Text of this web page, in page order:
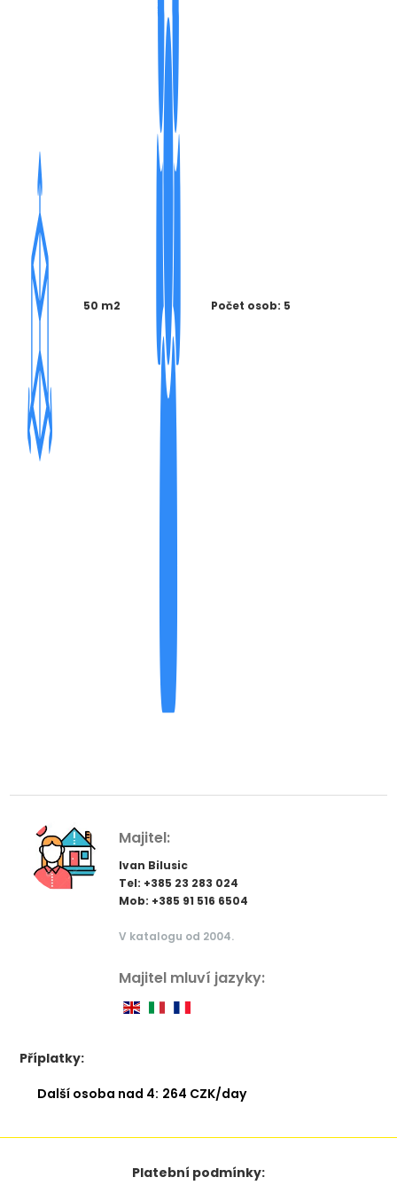
50 m2 Počet osob: 5
Majitel:
Ivan Bilusic
Tel: +385 23 283 024
Mob: +385 91 516 6504
V katalogu od 2004.
Majitel mluví jazyky:
Příplatky:
Další osoba nad 4: 264 CZK/day
Platební podmínky: